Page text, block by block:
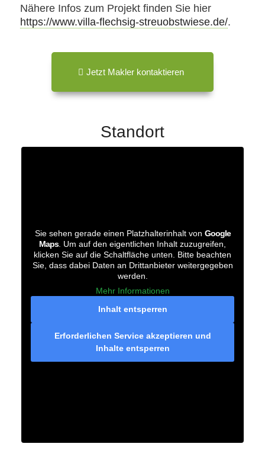
Nähere Infos zum Projekt finden Sie hier
https://www.villa-flechsig-streuobstwiese.de/.
Jetzt Makler kontaktieren
Standort
Sie sehen gerade einen Platzhalterinhalt von Google
Maps. Um auf den eigentlichen Inhalt zuzugreifen,
klicken Sie auf die Schaltfläche unten. Bitte beachten
Sie, dass dabei Daten an Drittanbieter weitergegeben
werden.
Mehr Informationen
Inhalt entsperren
Erforderlichen Service akzeptieren und
Inhalte entsperren